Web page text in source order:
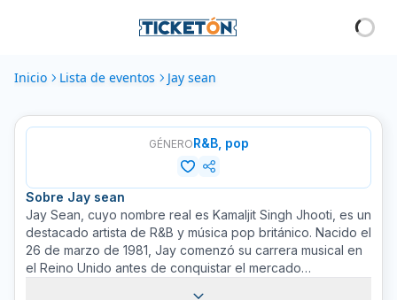
Inicio Lista de eventos Jay sean
GÉNEROR&B, pop
Sobre Jay sean
Jay Sean, cuyo nombre real es Kamaljit Singh Jhooti, es un
destacado artista de R&B y música pop británico. Nacido el
26 de marzo de 1981, Jay comenzó su carrera musical en
el Reino Unido antes de conquistar el mercado